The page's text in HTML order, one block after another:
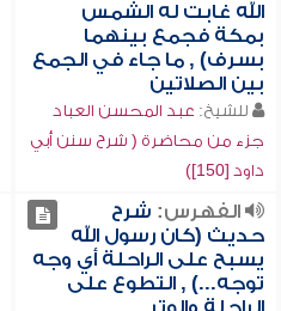
الله غابت له الشمس
بمكة فجمع بينهما
بسرف) , ما جاء في الجمع
بين الصلاتين
للشيخ: عبد المحسن العباد
جزء من محاضرة ( شرح سنن أبي
داود [150])
الفهرس: شرح
حديث (كان رسول الله
يسبح على الراحلة أي وجه
توجه...) , التطوع على